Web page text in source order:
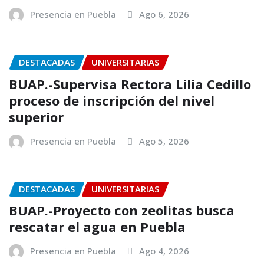
Presencia en Puebla Ago 6, 2026
DESTACADAS UNIVERSITARIAS
BUAP.-Supervisa Rectora Lilia Cedillo
proceso de inscripción del nivel
superior
Presencia en Puebla Ago 5, 2026
DESTACADAS UNIVERSITARIAS
BUAP.-Proyecto con zeolitas busca
rescatar el agua en Puebla
Presencia en Puebla Ago 4, 2026